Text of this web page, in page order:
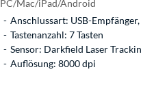
PC/Mac/iPad/Android
Anschlussart: USB-
Tastenanzahl: 7 Tasten
Sensor: Darkfield Laser
Auflösung: 8000 dpi